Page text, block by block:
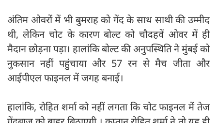
अंतिम ओवरों में भी बुमराह को गेंद के साथ साथी की उम्मीद
थी, लेकिन चोट के कारण बोल्ट को चौदहवें ओवर में ही
मैदान छोड़ना पड़ा। हालांकि बोल्ट की अनुपस्थिति ने मुंबई को
नुकसान नहीं पहुंचाया और 57 रन से मैच जीता और
आईपीएल फाइनल में जगह बनाई।
हालांकि, रोहित शर्मा को नहीं लगता कि चोट फाइनल में तेज